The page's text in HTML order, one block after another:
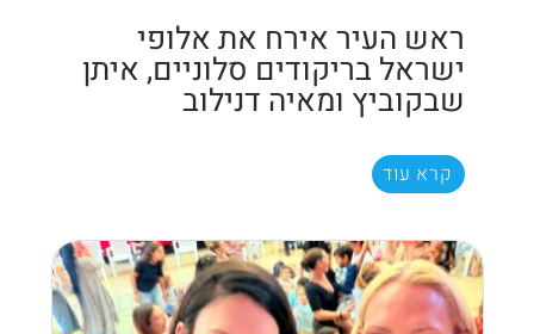
ראש העיר אירח את אלופי
ישראל בריקודים סלוניים, איתן
שבקוביץ ומאיה דנילוב
קרא עוד